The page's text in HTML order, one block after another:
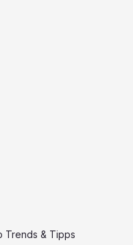
Trends & Tipps